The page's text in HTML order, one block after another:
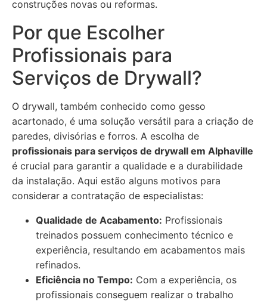
construções novas ou reformas.
Por que Escolher
Profissionais para
Serviços de Drywall?
O drywall, também conhecido como gesso
acartonado, é uma solução versátil para a criação de
paredes, divisórias e forros. A escolha de
profissionais para serviços de drywall em Alphaville
é crucial para garantir a qualidade e a durabilidade
da instalação. Aqui estão alguns motivos para
considerar a contratação de especialistas:
Qualidade de Acabamento: Profissionais
treinados possuem conhecimento técnico e
experiência, resultando em acabamentos mais
refinados.
Eficiência no Tempo: Com a experiência, os
profissionais conseguem realizar o trabalho